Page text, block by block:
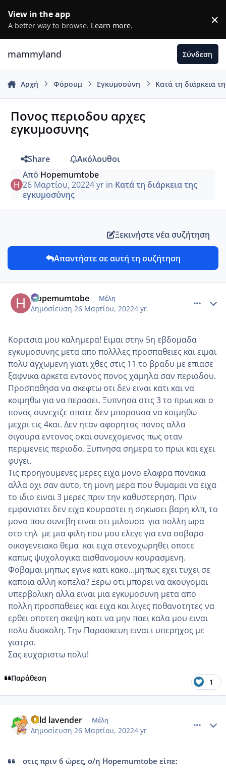
View in the app
A better way to browse. Learn more. ×
mammyland Σύνδεση
Αρχή Φόρουμ Εγκυμοσύνη Κατά τη διάρκεια
Πονος περιοδου αρχες
εγκυμοσυνης
Share
Ακόλουθοι
Από Hopemumtobe
26 Μαρτίου, 20224 yrin Κατά τη διάρκεια της
εγκυμοσύνης
Ξεκινήστε νέα συζήτηση
Απαντήστε σε αυτή τη συζήτηση
Hopemumtobe Μέλη
Δημοσίευση 26 Μαρτίου, 20224 yr
Κοριτσια μου καλημερα! Ειμαι στην 5η εβδομαδα
εγκυμοσυνης μετα απο πολλλες προσπαθειες και ειμαι
πολυ αγχωμενη γιατι χθες στις 11 το βραδυ με επιασε
ξαφνικα αρκετα εντονος πονος χαμηλα σαν περιοδου.
Προσπαθησα να σκεφτω οτι δεν ειναι κατι και να
κοιμηθω για να περασει. Ξυπνησα στις 3 το πρωι και ο
πονος συνεχιζε οποτε δεν μπορουσα να κοιμηθω
μεχρι τις 4και. Δεν ηταν αφορητος πονος αλλα
σιγουρα εντονος οκαι συνεχομενος πως οταν
περιμενεις περιοδο. Ξυπνησα σημερα το πρωι και εχει
φυγει.
Τις προηγουμενες μερες ειχα μονο ελαφρα πονακια
αλλα οχι σαν αυτο, τη μονη μερα που θυμαμαι να ειχα
το ιδιο ειναι 3 μερες πριν την καθυστερηση. Πριν
εμφανιστει δεν ειχα κουραστει η σηκωσει βαρη κλπ, το
μονο που συνεβη ειναι οτι μιλουσα για πολλη ωρα
στο τηλ με μια φιλη που μου ελεγε για ενα σοβαρο
οικογενειακο θεμα και ειχα στενοχωρηθει οποτε
καπως ψυχολογικα αισθανομουν κουρασμενη.
Φοβαμαι μηπως εγινε κατι κακο...μηπως εχει τυχει σε
καποια αλλη κοπελα? Ξερω οτι μπορει να ακουγομαι
υπερβολικη αλλα ειναι μια εγκυμοσυνη μετα απο
πολλη προσπαθειες και ειχα και λιγες ποθανοτητες να
ερθει οποτεη σκεψη κατι να μην παει καλα μου ειναι
πολυ δυσκολη. Την Παρασκευη ειναι ι υπερηχος με
γιατρο.
Σας ευχαριστω πολυ!
Παράθεση 1
wild lavender Μέλη
Δημοσίευση 26 Μαρτίου, 20224 yr
στις πριν 6 ώρες, ο/η Hopemumtobe είπε: